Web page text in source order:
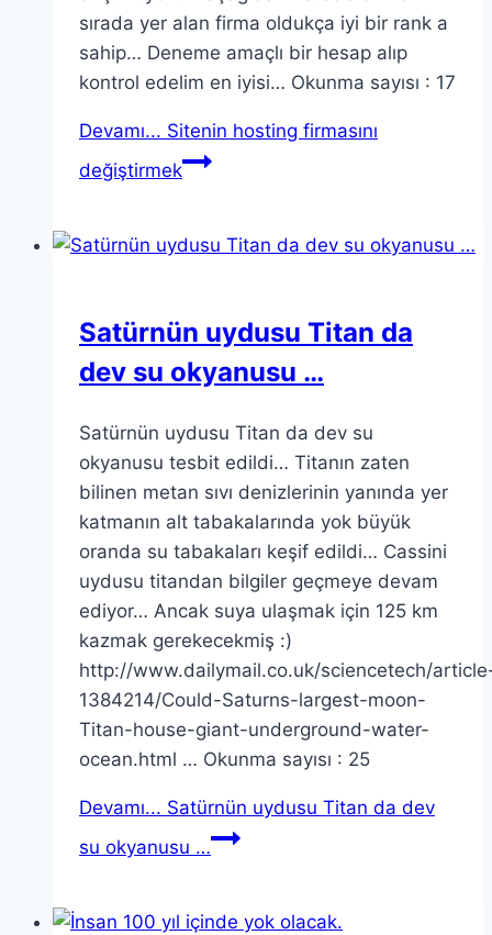
sırada yer alan firma oldukça iyi bir rank a
sahip… Deneme amaçlı bir hesap alıp
kontrol edelim en iyisi… Okunma sayısı : 17
Devamı... Sitenin hosting firmasını
değiştirmek
Satürnün uydusu Titan da
dev su okyanusu …
Satürnün uydusu Titan da dev su
okyanusu tesbit edildi… Titanın zaten
bilinen metan sıvı denizlerinin yanında yer
katmanın alt tabakalarında yok büyük
oranda su tabakaları keşif edildi… Cassini
uydusu titandan bilgiler geçmeye devam
ediyor… Ancak suya ulaşmak için 125 km
kazmak gerekecekmiş :)
http://www.dailymail.co.uk/sciencetech/
1384214/Could-Saturns-largest-moon-
Titan-house-giant-underground-water-
ocean.html … Okunma sayısı : 25
Devamı... Satürnün uydusu Titan da dev
su okyanusu …